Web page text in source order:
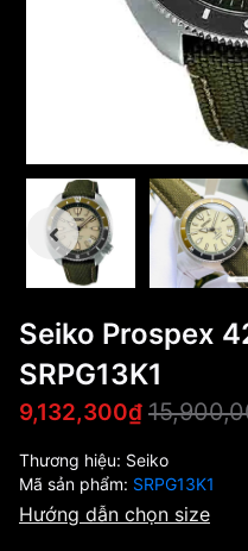
Seiko Prospex
SRPG13K1
9,132,300₫
Thương hiệu: Seiko
Mã sản phẩm: SRPG13K1
Hướng dẫn chọn size